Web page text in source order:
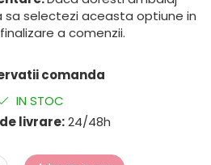
sa selectezi aceasta optiune in
a comenzii.
comanda
IN STOC
livrare:24/48h